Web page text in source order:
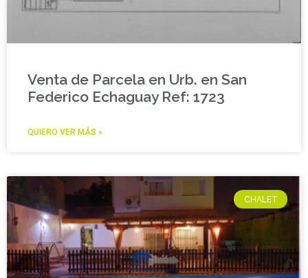
Venta de Parcela en Urb. en San
Federico Echaguay Ref: 1723
QUIERO VER MÁS »
CHALET